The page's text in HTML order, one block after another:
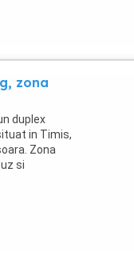
zona
duplex
in Timis,
Zona
si